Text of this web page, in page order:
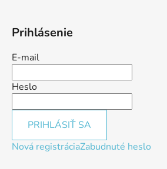
Prihlásenie
E-mail
Heslo
PRIHLÁSIŤ SA
Nová registráciaZabudnuté heslo